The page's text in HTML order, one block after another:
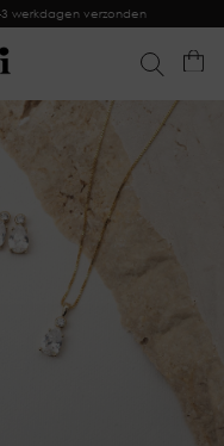
3 werkdagen verzonden